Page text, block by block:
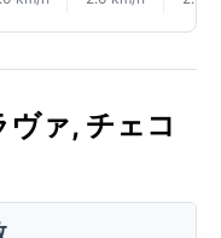
ァ, チェコ